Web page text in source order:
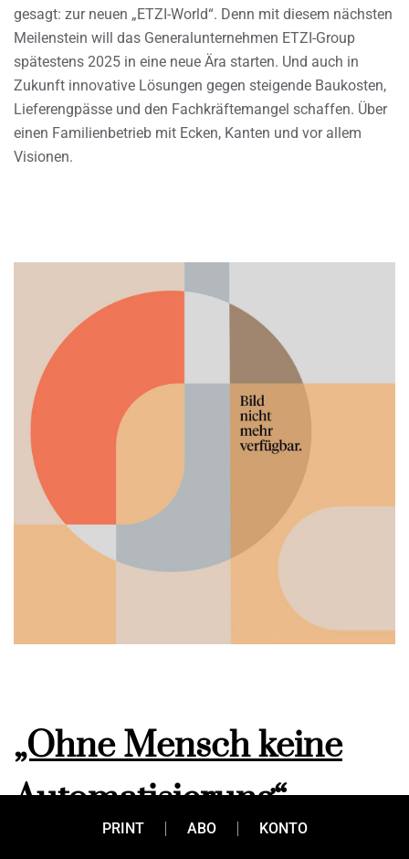
gesagt: zur neuen „ETZI-World“. Denn mit diesem nächsten
Meilenstein will das Generalunternehmen ETZI-Group
spätestens 2025 in eine neue Ära starten. Und auch in
Zukunft innovative Lösungen gegen steigende Baukosten,
Lieferengpässe und den Fachkräftemangel schaffen. Über
einen Familienbetrieb mit Ecken, Kanten und vor allem
Visionen.
„Ohne Mensch keine
Automatisierung“
PRINT ABO KONTO